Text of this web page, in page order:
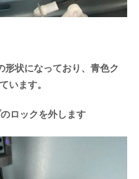
状になっており、青色ク
います。
ロックを外します